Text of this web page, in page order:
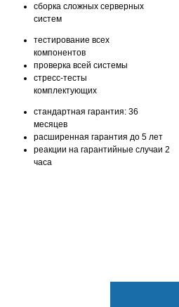
сборка сложных серверных
систем
тестирование всех
компонентов
проверка всей системы
стресс-тесты
комплектующих
стандартная гарантия: 36
месяцев
расширенная гарантия до 5 лет
реакции на гарантийные случаи 2
часа